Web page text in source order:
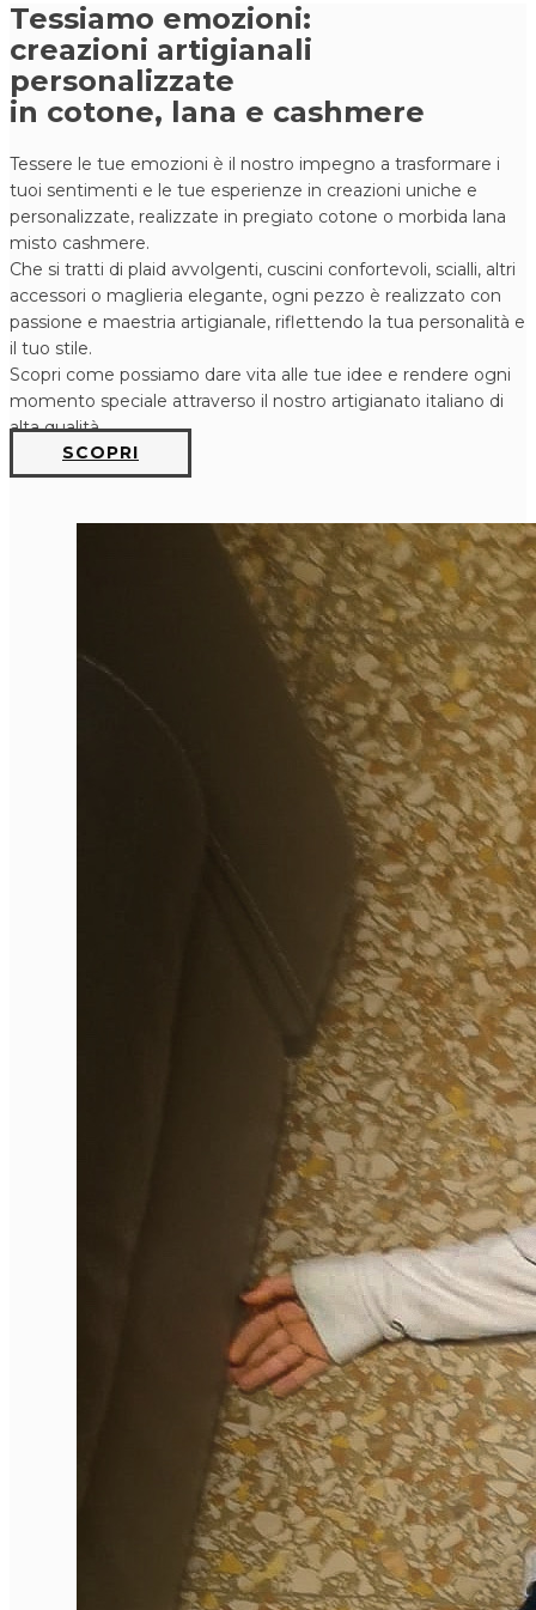
Tessiamo emozioni:
creazioni artigianali
personalizzate
in cotone, lana e cashmere
Tessere le tue emozioni è il nostro impegno a trasformare i
tuoi​ sentimenti e le tue esperienze in creazioni uniche e
personalizzate, realizzate in pregiato cot​one o morbida lana
misto cashmere.
Che si tratti di plaid​ avvolgenti, cuscini confortevoli, scialli, altri
accessori o maglieria elegante, ogni pezzo è realizzato con
passione e maestria artigianale, riflettendo la tua personalità e
il tuo stile.
Scopri come possiamo dare vita alle tue idee e rendere ogni
momento speciale attraverso il nostro artigianato italiano di
alta qualità.
SCOPRI